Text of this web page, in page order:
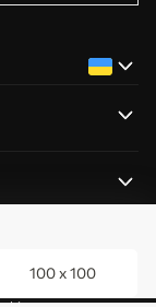
100 x 100